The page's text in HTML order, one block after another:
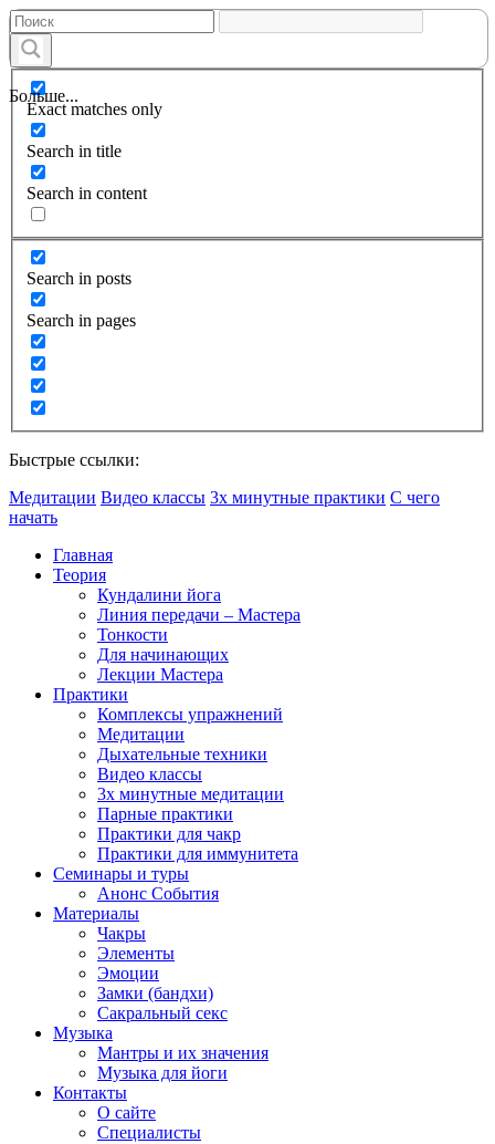
Больше...
Exact matches only
Search in title
Search in content
Search in posts
Search in pages
Быстрые ссылки:
Медитации Видео классы 3х минутные практики С чего
начать
Главная
Теория
Кундалини йога
Линия передачи – Мастера
Тонкости
Для начинающих
Лекции Мастера
Практики
Комплексы упражнений
Медитации
Дыхательные техники
Видео классы
3х минутные медитации
Парные практики
Практики для чакр
Практики для иммунитета
Семинары и туры
Анонс События
Материалы
Чакры
Элементы
Эмоции
Замки (бандхи)
Сакральный секс
Музыка
Мантры и их значения
Музыка для йоги
Контакты
О сайте
Специалисты